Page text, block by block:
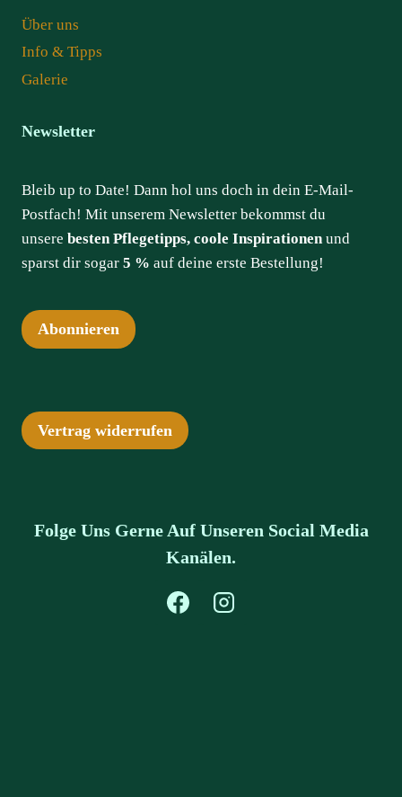
Über uns
Info & Tipps
Galerie
Newsletter
Bleib up to Date! Dann hol uns doch in dein E-Mail-
Postfach! Mit unserem Newsletter bekommst du
unsere besten Pflegetipps, coole Inspirationenund
sparst dir sogar 5 % auf deine erste Bestellung!
Abonnieren
Vertrag widerrufen
Folge Uns Gerne Auf Unseren Social Media
Kanälen.